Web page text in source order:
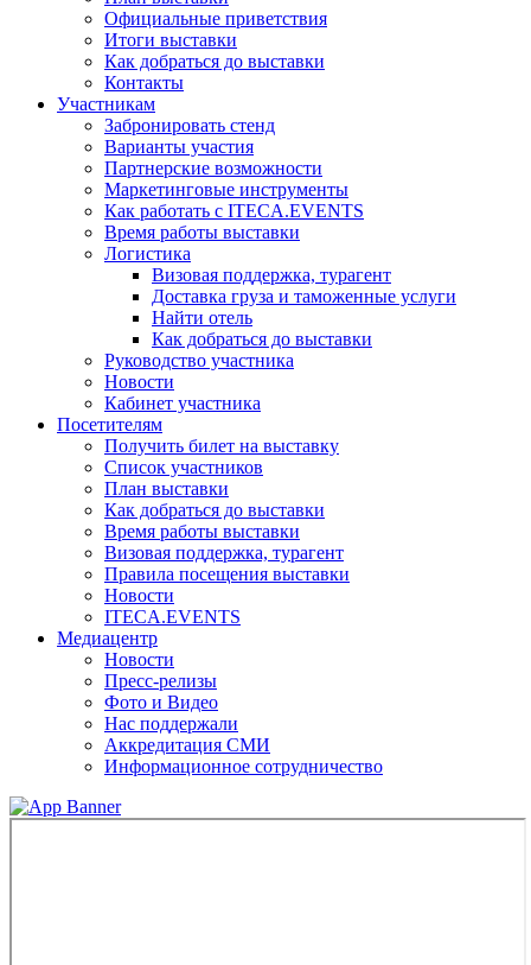
Официальные приветствия
Итоги выставки
Как добраться до выставки
Контакты
Участникам
Забронировать стенд
Варианты участия
Партнерские возможности
Маркетинговые инструменты
Как работать с ITECA.EVENTS
Время работы выставки
Логистика
Визовая поддержка, турагент
Доставка груза и таможенные услуги
Найти отель
Как добраться до выставки
Руководство участника
Новости
Кабинет участника
Посетителям
Получить билет на выставку
Список участников
План выставки
Как добраться до выставки
Время работы выставки
Визовая поддержка, турагент
Правила посещения выставки
Новости
ITECA.EVENTS
Медиацентр
Новости
Пресс-релизы
Фото и Видео
Нас поддержали
Аккредитация СМИ
Информационное сотрудничество